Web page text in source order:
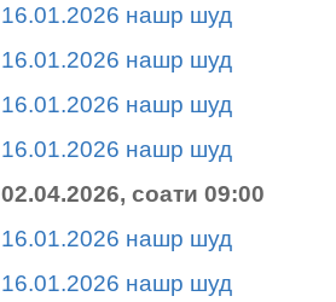
16.01.2026 нашр шуд
16.01.2026 нашр шуд
16.01.2026 нашр шуд
16.01.2026 нашр шуд
02.04.2026, соати 09:00
16.01.2026 нашр шуд
16.01.2026 нашр шуд